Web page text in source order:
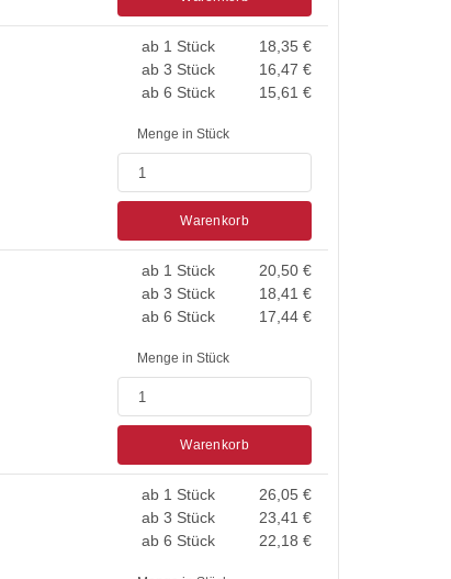
ab 1 Stück 18,35 €
ab 3 Stück
16,47 €
ab 6 Stück
15,61 €
Menge in Stück
Warenkorb
ab 1 Stück 20,50€
ab 3 Stück
18,41 €
ab 6 Stück
17,44€
Menge in Stück
Warenkorb
ab 1 Stück 26,05 €
ab 3 Stück
23,41 €
ab 6 Stück
22,18 €